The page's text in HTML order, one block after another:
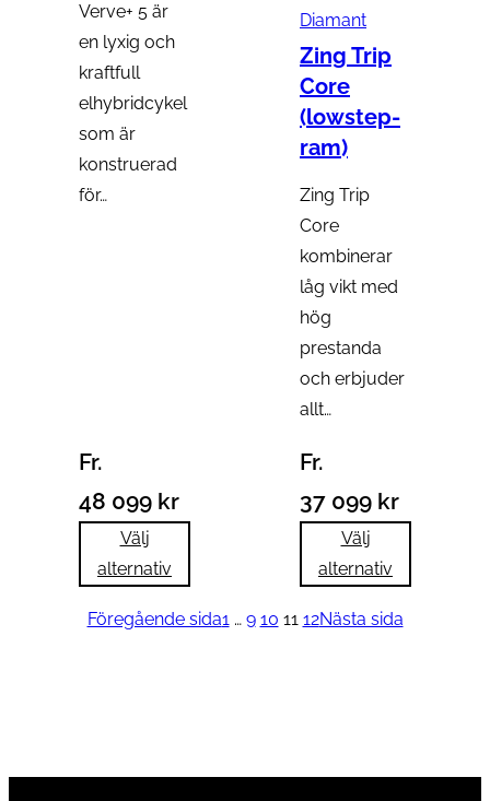
Verve+ 5 är
en lyxig och
kraftfull
elhybridcykel
som är
konstruerad
för…
Fr.
48 099 kr
Välj
alternativ
Diamant
Zing Trip
Core
(lowstep-
ram)
Zing Trip
Core
kombinerar
låg vikt med
hög
prestanda
och erbjuder
allt…
Fr.
37 099 kr
Välj
alternativ
Föregående sida1 … 9 10 11 12Nästa sida